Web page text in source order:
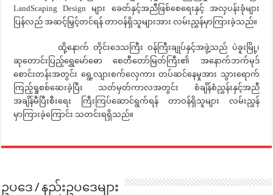
LandScaping Design များ ခေတ်နှင့်အညီဖြစ်စေရေးနှင့် အလှပန်းခုံများ
ပြန်လည် အဆင့်မြှင့်တင်ရန် တာဝန်ရှိသူများအား လမ်းညွှန်မှာကြားခဲ့သည်။
ထို့နောက် တိုင်းဒေသကြီး ဝန်ကြီးချုပ်နှင့်အဖွဲ့သည် ပဲခူးမြို့၊
ဆုတောင်းပြည့်ရွှေမော်ဓော စေတီတော်မြတ်ကြီး၏ အနောက်ဘက်မုဒ်
စောင်းတန်းအတွင်း ရွေ့လျားစက်လှေကား တပ်ဆင်နေမှုအား သွားရောက်
ကြည့်ရှုစစ်ဆေးခဲ့ပြီး သတ်မှတ်ကာလအတွင်း စံချိန်စံညွှန်းနှင့်အညီ
အချိန်မီပြီးစီးရေး ကြီးကြပ်ဆောင်ရွက်ရန် တာဝန်ရှိသူများ လမ်းညွှန်
မှာကြားခဲ့ကြောင်း သတင်းရရှိသည်။
ဥပဒေ / နည်းဥပဒေများ